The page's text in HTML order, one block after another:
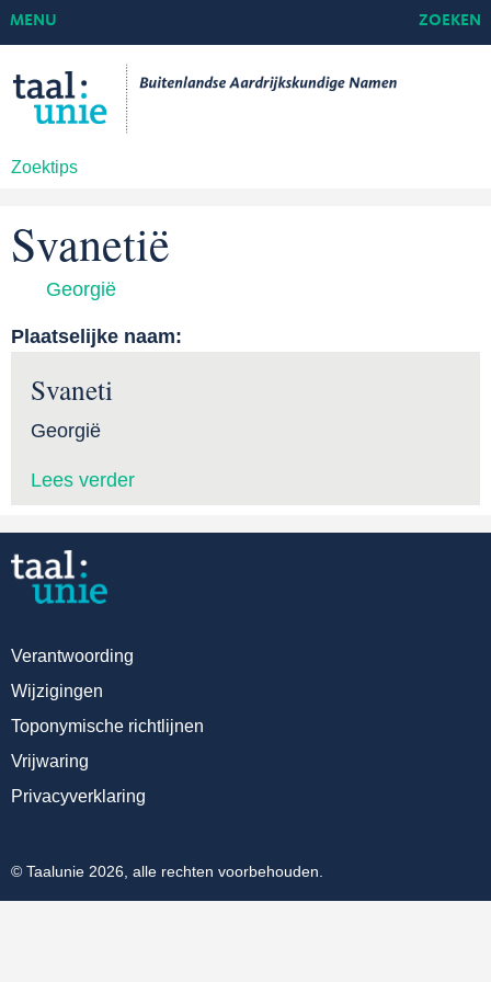
Zoektips
MENU ZOEKEN
Svanetië
Georgië
Plaatselijke naam:
Svaneti
Georgië
Lees verder
Verantwoording
Wijzigingen
Toponymische richtlijnen
Vrijwaring
Privacyverklaring
© Taalunie 2026, alle rechten voorbehouden.